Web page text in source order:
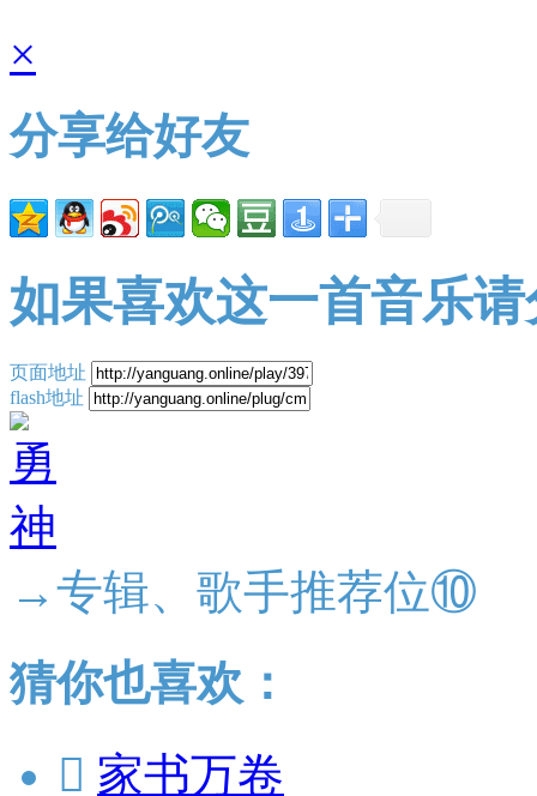
×
分享给好友
如果喜欢这一首音乐
页面地址
flash地址
→专辑、歌手推荐位⑩
猜你也喜欢：
 家书万卷